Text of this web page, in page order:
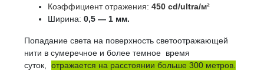
Коэффициент отражения: 450 cd/ultra/м²
Ширина: 0,5 — 1 мм.
Попадание света на поверхность светоотражающей
нити в сумеречное и более темное время
суток, отражается на расстоянии больше 300 метров.